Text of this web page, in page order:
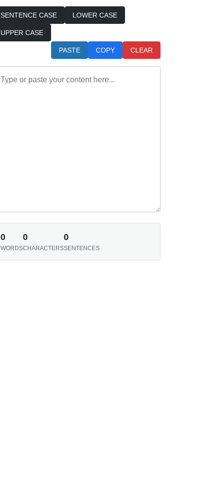
SENTENCE CASE LOWER CASE
UPPER CASE
PASTE COPY CLEAR
0
WORDS
0
CHARACTERS
0
SENTENCES